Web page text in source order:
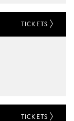
TICKETS
TICKETS